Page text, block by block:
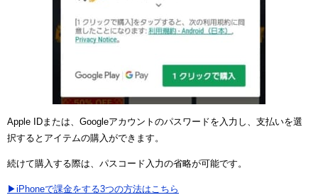
Apple IDまたは、Googleアカウントのパスワードを入力し、支払いを選
択するとアイテムの購入ができます。
続けて購入する際は、パスコード入力の省略が可能です。
▶iPhoneで課金をする3つの方法はこちら